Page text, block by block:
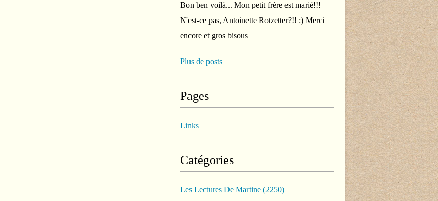
Bon ben voilà... Mon petit frère est marié!!!
N'est-ce pas, Antoinette Rotzetter?!! :) Merci
encore et gros bisous
Plus de posts
Pages
Links
Catégories
Les Lectures De Martine (2250)